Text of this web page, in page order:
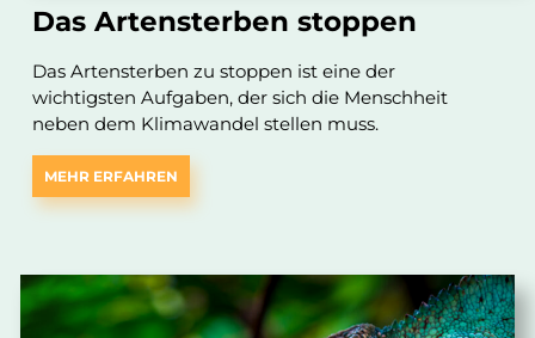
Das Artensterben stoppen
Das Artensterben zu stoppen ist eine der
wichtigsten Aufgaben, der sich die Menschheit
neben dem Klimawandel stellen muss.
MEHR ERFAHREN